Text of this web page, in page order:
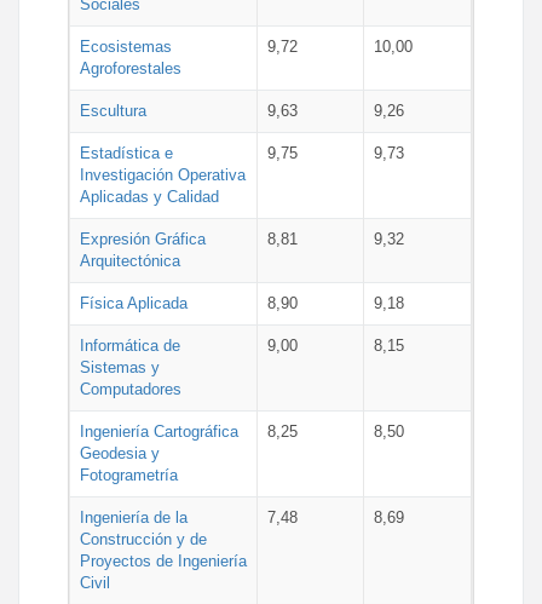
Sociales
Ecosistemas
Agroforestales
9,72 10,00
Escultura 9,63 9,26
Estadística e
Investigación Operativa
Aplicadas y Calidad
9,75 9,73
Expresión Gráfica
Arquitectónica
8,81 9,32
Física Aplicada 8,90 9,18
Informática de
Sistemas y
Computadores
9,00 8,15
Ingeniería Cartográfica
Geodesia y
Fotogrametría
8,25 8,50
Ingeniería de la
Construcción y de
Proyectos de Ingeniería
Civil
7,48 8,69